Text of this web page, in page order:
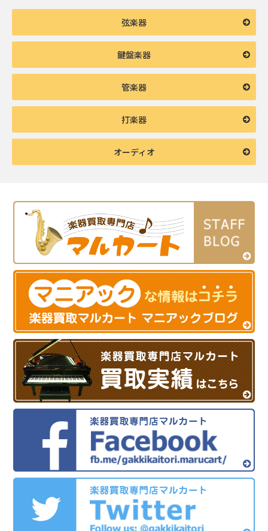
弦楽器
鍵盤楽器
管楽器
打楽器
オーディオ